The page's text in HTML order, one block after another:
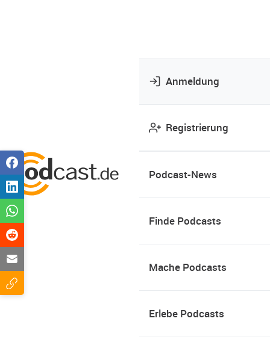
Anmeldung
Registrierung
Podcast-News
Finde Podcasts
Mache Podcasts
Erlebe Podcasts